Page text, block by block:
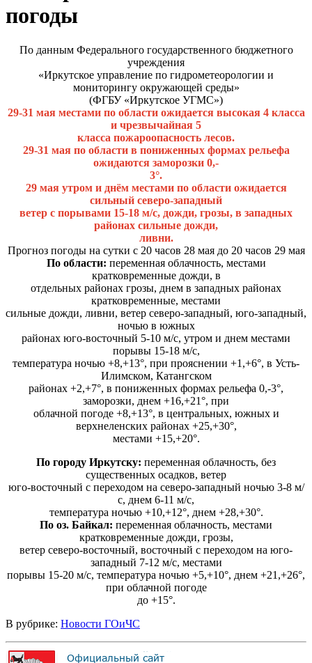
погоды
По данным Федерального государственного бюджетного
учреждения
«Иркутское управление по гидрометеорологии и
мониторингу окружающей среды»
(ФГБУ «Иркутское УГМС»)
29-31 мая местами по области ожидается высокая 4 класса
и чрезвычайная 5
класса пожароопасность лесов.
29-31 мая по области в пониженных формах рельефа
ожидаются заморозки 0,-
3°.
29 мая утром и днём местами по области ожидается
сильный северо-западный
ветер с порывами 15-18 м/с, дожди, грозы, в западных
районах сильные дожди,
ливни.
Прогноз погоды на сутки с 20 часов 28 мая до 20 часов 29 мая
По области: переменная облачность, местами
кратковременные дожди, в
отдельных районах грозы, днем в западных районах
кратковременные, местами
сильные дожди, ливни, ветер северо-западный, юго-западный,
ночью в южных
районах юго-восточный 5-10 м/с, утром и днем местами
порывы 15-18 м/с,
температура ночью +8,+13°, при прояснении +1,+6°, в Усть-
Илимском, Катангском
районах +2,+7°, в пониженных формах рельефа 0,-3°,
заморозки, днем +16,+21°, при
облачной погоде +8,+13°, в центральных, южных и
верхнеленских районах +25,+30°,
местами +15,+20°.
По городу Иркутску: переменная облачность, без
существенных осадков, ветер
юго-восточный с переходом на северо-западный ночью 3-8 м/
с, днем 6-11 м/с,
температура ночью +10,+12°, днем +28,+30°.
По оз. Байкал: переменная облачность, местами
кратковременные дожди, грозы,
ветер северо-восточный, восточный с переходом на юго-
западный 7-12 м/с, местами
порывы 15-20 м/с, температура ночью +5,+10°, днем +21,+26°,
при облачной погоде
до +15°.
В рубрике: Новости ГОиЧС